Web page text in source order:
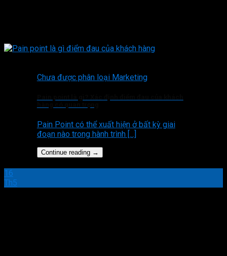
Chưa được phân loại Marketing
Pain Point có thể xuất hiện ở bất kỳ giai
đoạn nào trong hành trình [...]
Continue reading →
16
Th5